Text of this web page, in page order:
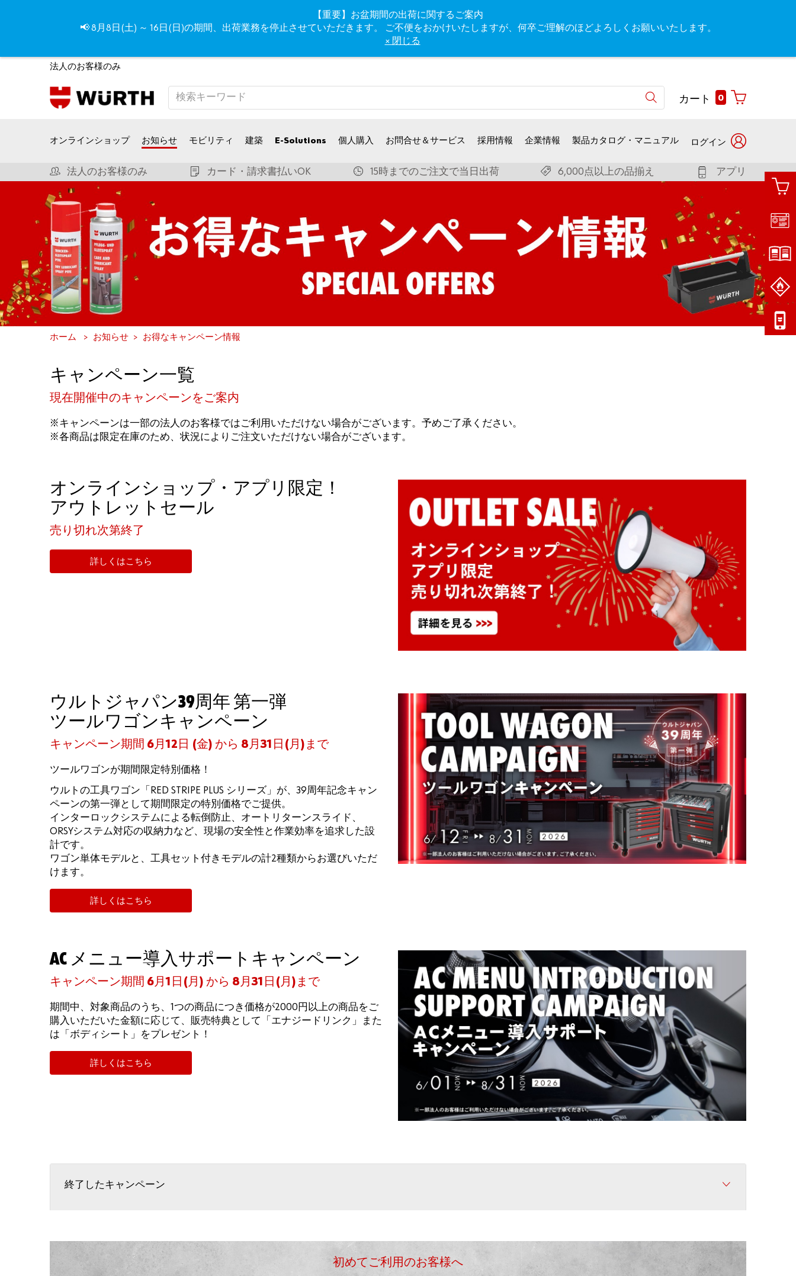
法人のお客様のみ
カート 0
オンラインショップ お知らせ モビリティ 建築 E-Solutions 個人購入 お問合せ＆サービス 採用情報 企業情報 製品カタログ・マニュアル ログイン
ユー
名で
ログ
イン
お客
ログ
イン
お客様番
場合
ロ
グ
イ
保
イン
オンラ
インシ
ョップ
でのご
購入を
ご希望
の場
のお
客様
いま
すぐ
登録
法人のお客様のみ カード・請求書払いOK 15時までのご注文で当日出荷 6,000点以上の品揃え アプリ
ホーム お知らせ お得なキャンペーン情報
キャンペーン一覧
現在開催中のキャンペーンをご案内
※キャンペーンは一部の法人のお客様ではご利用いただけない場合がございます。予めご了承ください。
※各商品は限定在庫のため、状況によりご注文いただけない場合がございます。
オンラインショップ・アプリ限定！
アウトレットセール
売り切れ次第終了
詳しくはこちら
ウルトジャパン39周年 第一弾
ツールワゴンキャンペーン
キャンペーン期間 6月12日 (金) から 8月31日(月)まで
ツールワゴンが期間限定特別価格！
ウルトの工具ワゴン「RED STRIPE PLUS シリーズ」が、39周年記念キャン
ペーンの第一弾として期間限定の特別価格でご提供。
インターロックシステムによる転倒防止、オートリターンスライド、
ORSYシステム対応の収納力など、現場の安全性と作業効率を追求した設
計です。
ワゴン単体モデルと、工具セット付きモデルの計2種類からお選びいただ
けます。
詳しくはこちら
AC メニュー導入サポートキャンペーン
キャンペーン期間 6月1日(月) から 8月31日(月)まで
期間中、対象商品のうち、1つの商品につき価格が2000円以上の商品をご
購入いただいた金額に応じて、販売特典として「エナジードリンク」また
は「ボディシート」をプレゼント！
詳しくはこちら
終了したキャンペーン
初めてご利用のお客様へ
【重要】お盆期間の出荷に関するご案内
📢 8月8日(土) ～ 16日(日)の期間、出荷業務を停止させていただきます。 ご不便をおかけいたしますが、何卒ご理解のほどよろしくお願いいたします。
× 閉じる